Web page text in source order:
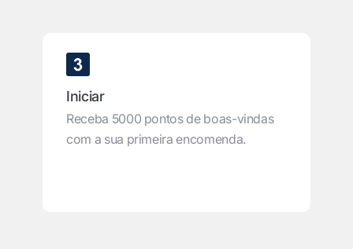
Iniciar
Receba 5000 pontos de boas-vindas
com a sua primeira encomenda.